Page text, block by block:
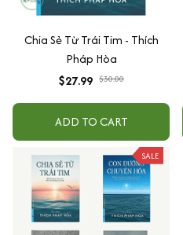
Chia Sẻ Từ Trái Tim - Thích
Pháp Hòa
$27.99 $30.00
ADD TO CART
SALE